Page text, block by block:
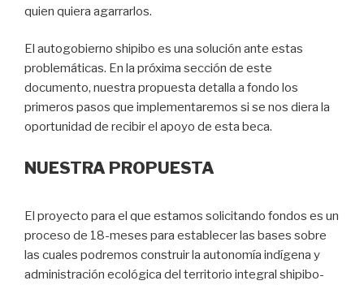
quien quiera agarrarlos.
El autogobierno shipibo es una solución ante estas
problemáticas. En la próxima sección de este
documento, nuestra propuesta detalla a fondo los
primeros pasos que implementaremos si se nos diera la
oportunidad de recibir el apoyo de esta beca.
NUESTRA PROPUESTA
El proyecto para el que estamos solicitando fondos es un
proceso de 18-meses para establecer las bases sobre
las cuales podremos construir la autonomía indígena y
administración ecológica del territorio integral shipibo-